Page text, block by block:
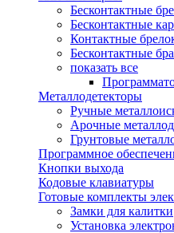
Бесконтактные
Бесконтактные
Контактные
Бесконтактные
показать все
Металлодетекторы
Ручные
Арочные
Грунтовые
Программное
Кнопки выхода
Кодовые клавиатуры
Готовые комплекты
Замки для калитки
Установка